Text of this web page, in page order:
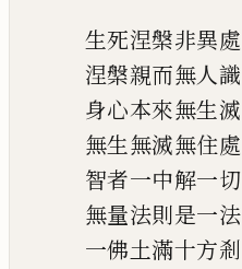
生死涅槃非異處
涅槃親而無人識
身心本來無生滅
無生無滅無住處
智者一中解一切
無量法則是一法
一佛土滿十方剎